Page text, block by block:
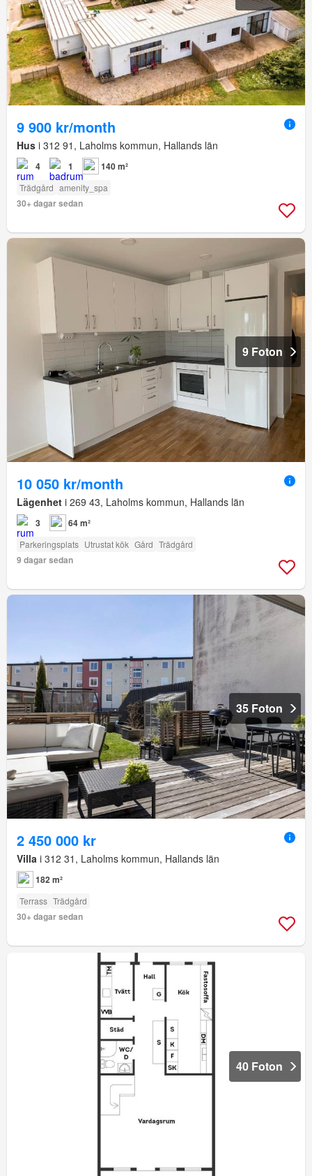
9 900 kr/month
Hus i 312 91, Laholms kommun, Hallands län
4 1 140 m²
Trädgård amenity_spa
30+ dagar sedan
9 Foton
10 050 kr/month
Lägenhet i 269 43, Laholms kommun, Hallands län
3 64 m²
Parkeringsplats Utrustat kök Gård Trädgård
9 dagar sedan
35 Foton
2 450 000 kr
Villa i 312 31, Laholms kommun, Hallands län
182 m²
Terrass Trädgård
30+ dagar sedan
40 Foton